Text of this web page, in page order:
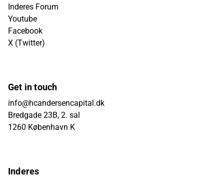
Inderes Forum
Youtube
Facebook
X (Twitter)
Get in touch
info@hcandersencapital.dk
Bredgade 23B, 2. sal
1260 København K
Inderes